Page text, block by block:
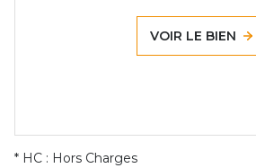
VOIR LE BIEN
* HC : Hors Charges